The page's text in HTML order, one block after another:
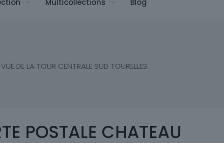
Multicollections Blog
DE LA TOUR CENTRALE SUD TOURELLES
POSTALE CHATEAU